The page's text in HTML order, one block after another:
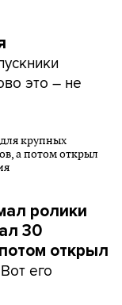
это – не
ролики
30
открыл
Вот его